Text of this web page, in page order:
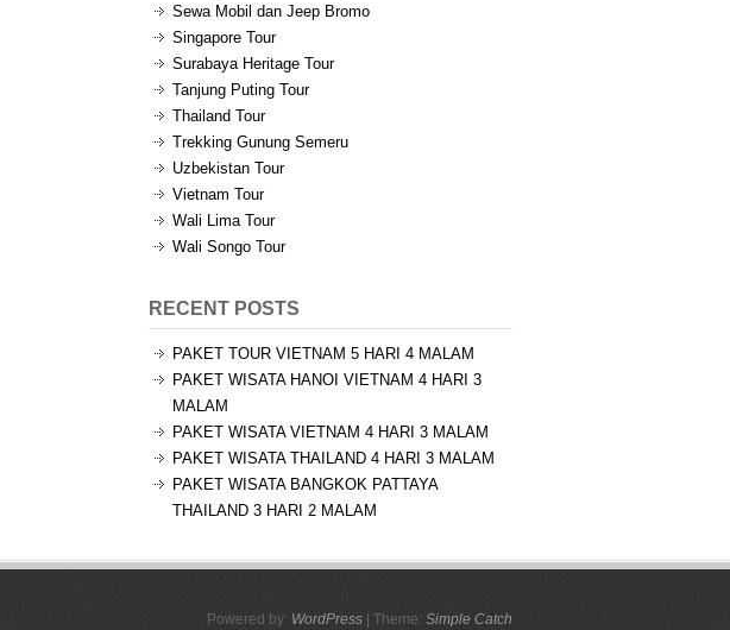
Sewa Mobil dan Jeep Bromo
Singapore Tour
Surabaya Heritage Tour
Tanjung Puting Tour
Thailand Tour
Trekking Gunung Semeru
Uzbekistan Tour
Vietnam Tour
Wali Lima Tour
Wali Songo Tour
RECENT POSTS
PAKET TOUR VIETNAM 5 HARI 4 MALAM
PAKET WISATA HANOI VIETNAM 4 HARI 3
MALAM
PAKET WISATA VIETNAM 4 HARI 3 MALAM
PAKET WISATA THAILAND 4 HARI 3 MALAM
PAKET WISATA BANGKOK PATTAYA
THAILAND 3 HARI 2 MALAM
Powered by: WordPress | Theme: Simple Catch